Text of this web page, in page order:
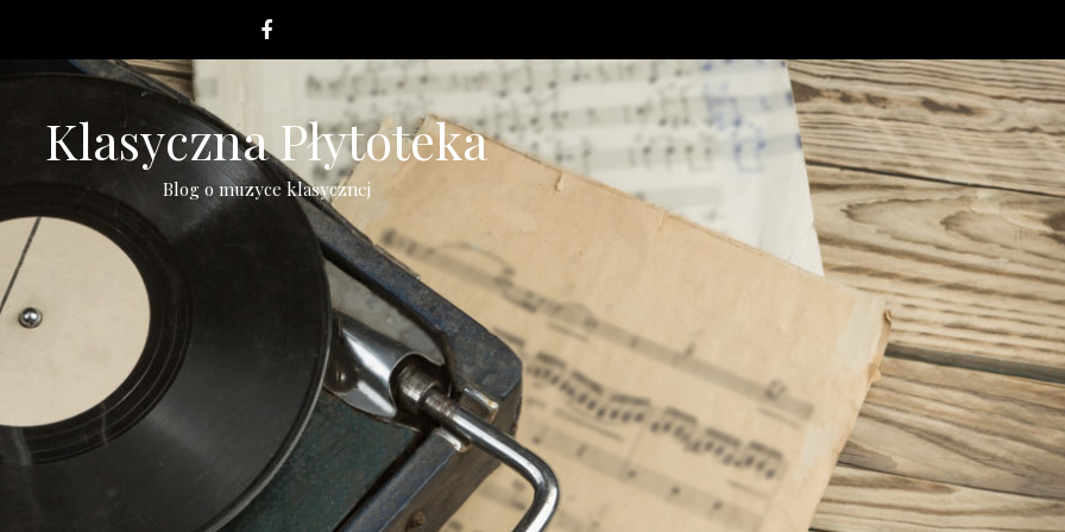
Klasyczna Płytoteka
Blog o muzyce klasycznej